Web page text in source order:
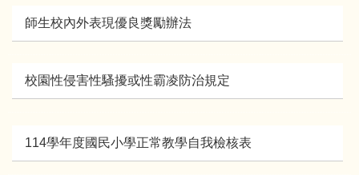
師生校內外表現優良獎勵辦法
校園性侵害性騷擾或性霸凌防治規定
114學年度國民小學正常教學自我檢核表